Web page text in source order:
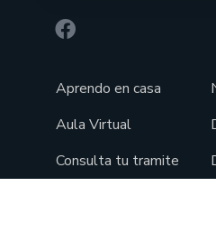
Aprendo en casa
Aula Virtual
Consulta tu tramite